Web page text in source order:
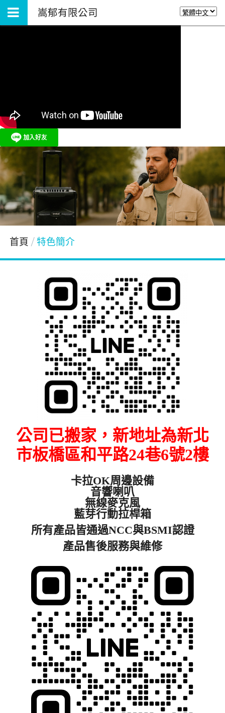
嵩郁有限公司
首頁 特色簡介
公司已搬家，新地址為新北
市板橋區和平路24巷6號2樓
卡拉OK周邊設備
音響喇叭
無線麥克風
藍芽行動拉桿箱
所有產品皆通過NCC與BSMI認證
產品售後服務與維修